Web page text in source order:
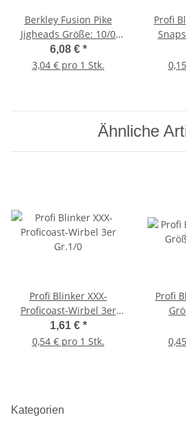
Berkley Fusion Pike
Jigheads Größe: 10/0
Gewicht: 40g 2 Stück
6,08 € *
3,04 € pro 1 Stk.
Profi
Ähnliche
Profi Blinker XXX-
Proficoast-Wirbel 3er
Gr.1/0
1,61 € *
0,54 € pro 1 Stk.
Profi
Kategorien